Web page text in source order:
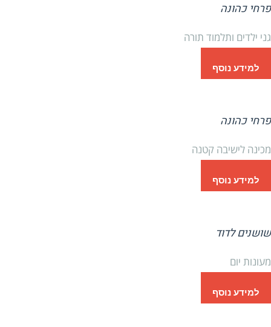
פרחי כהונה
גני ילדים ותלמוד תורה
למידע נוסף
פרחי כהונה
מכינה לישיבה קטנה
למידע נוסף
שושנים לדוד
מעונות יום
למידע נוסף